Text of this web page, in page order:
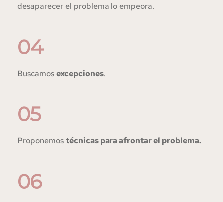
desaparecer el problema lo empeora.
04
Buscamos excepciones.
05
Proponemos técnicas para afrontar el problema.
06